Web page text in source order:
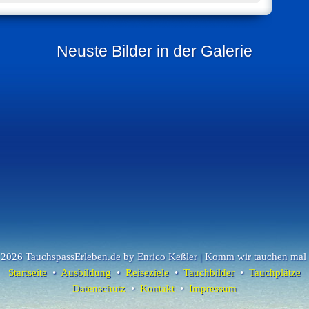
Neuste Bilder in der Galerie
TauchspassErleben.de by Enrico Keßler | Komm wir tauchen mal
Startseite • Ausbildung • Reiseziele • Tauchbilder• Tauchplätze
Datenschutz • Kontakt• Impressum